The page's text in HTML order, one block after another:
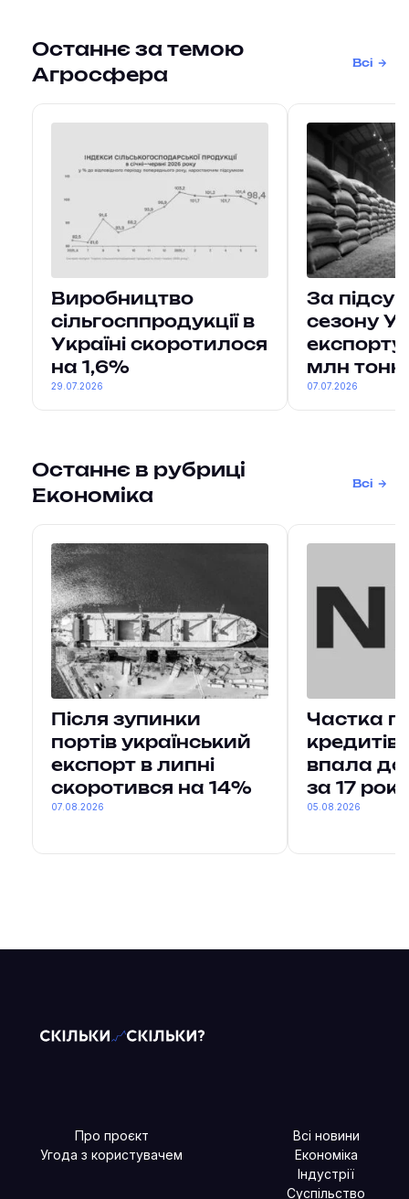
Останнє за темою
Агросфера
Всі
Виробництво
сільгосппродукції в
Україні скоротилося
на 1,6%
29.07.2026
За
сезону
млн тонн
07.07.2026
Останнє в рубриці
Економіка
Всі
Після зупинки
портів український
експорт в липні
скоротився на 14%
07.08.2026
Частка
кредитів
впала до
за 17
05.08.2026
Про проєкт
Угода з користувачем
Всі новини
Економіка
Індустрії
Суспільство